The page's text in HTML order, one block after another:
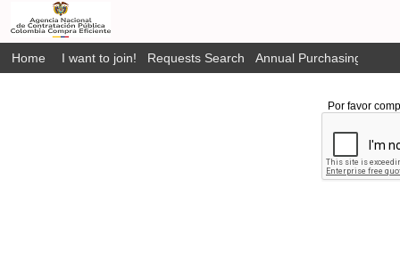
Home I want to join! Requests Search Annual Purchasing Plan
Por favor